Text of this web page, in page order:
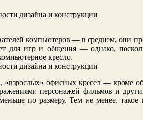
компьютеров — в среднем, они
для игр и общения — однако,
кресло.
«взрослых» офисных кресел —
персонажей фильмов и
по размеру. Тем не менее,